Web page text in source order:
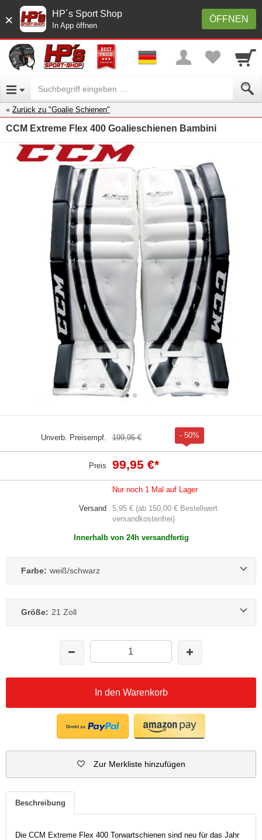
× ÖFFNEN
HP´s Sport Shop
In App öffnen
Zurück zu "Goalie Schienen"
CCM Extreme Flex 400 Goalieschienen Bambini
Unverb. Preisempf. 199,95 € - 50%
Preis 99,95 €*
Nur noch 1 Mal auf Lager
Versand
5,95 € (ab 150,00 € Bestellwert
versandkostenfrei)
Innerhalb von 24h versandfertig
Farbe: weiß/schwarz
Größe: 21 Zoll
In den Warenkorb
Zur Merkliste hinzufügen
Beschreibung
Die CCM Extreme Flex 400 Torwartschienen sind neu für das Jahr